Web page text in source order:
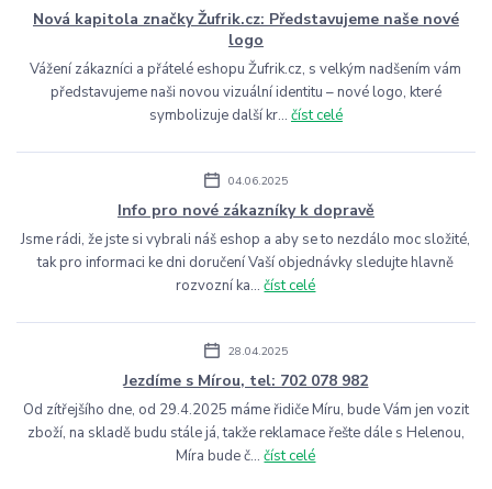
Nová kapitola značky Žufrik.cz: Představujeme naše nové
logo
Vážení zákazníci a přátelé eshopu Žufrik.cz, s velkým nadšením vám
představujeme naši novou vizuální identitu – nové logo, které
symbolizuje další kr... číst celé
04.06.2025
Info pro nové zákazníky k dopravě
Jsme rádi, že jste si vybrali náš eshop a aby se to nezdálo moc složité,
tak pro informaci ke dni doručení Vaší objednávky sledujte hlavně
rozvozní ka...číst celé
28.04.2025
Jezdíme s Mírou, tel: 702 078 982
Od zítřejšího dne, od 29.4.2025 máme řidiče Míru, bude Vám jen vozit
zboží, na skladě budu stále já, takže reklamace řešte dále s Helenou,
Míra bude č...číst celé